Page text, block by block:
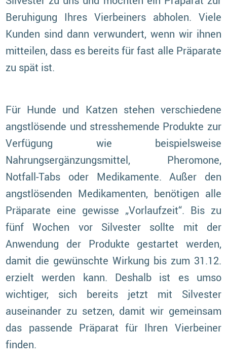
Beruhigung Ihres Vierbeiners abholen. Viele
Kunden sind dann verwundert, wenn wir ihnen
mitteilen, dass es bereits für fast alle Präparate
zu spät ist.
Für Hunde und Katzen stehen verschiedene
angstlösende und stresshemende Produkte zur
Verfügung wie beispielsweise
Nahrungsergänzungsmittel, Pheromone,
Notfall-Tabs oder Medikamente. Außer den
angstlösenden Medikamenten, benötigen alle
Präparate eine gewisse „Vorlaufzeit“. Bis zu
fünf Wochen vor Silvester sollte mit der
Anwendung der Produkte gestartet werden,
damit die gewünschte Wirkung bis zum 31.12.
erzielt werden kann. Deshalb ist es umso
wichtiger, sich bereits jetzt mit Silvester
auseinander zu setzen, damit wir gemeinsam
das passende Präparat für Ihren Vierbeiner
finden.